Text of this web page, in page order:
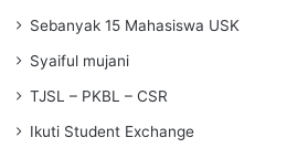
Sebanyak 15 Mahasiswa USK
Syaiful mujani
TJSL – PKBL – CSR
Ikuti Student Exchange